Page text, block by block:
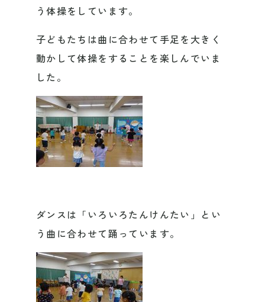
う体操をしています。
子どもたちは曲に合わせて手足を大きく
動かして体操をすることを楽しんでいま
した。
ダンスは「いろいろたんけんたい」とい
う曲に合わせて踊っています。